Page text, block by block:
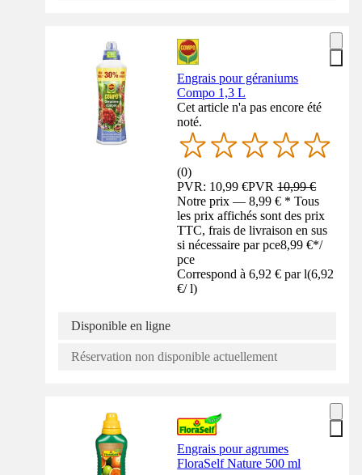
Engrais pour géraniums
Compo 1,3 L
Cet article n'a pas encore été
noté.
(0)
PVR: 10,99 €PVR10,99 €
Notre prix — 8,99 € * Tous
les prix affichés sont des prix
TTC, frais de livraison en sus
si nécessaire par pce8,99 €*/
pce
Correspond à 6,92 € par l(6,92
€/ l)
Disponible en ligne
Réservation non disponible actuellement
Engrais pour agrumes
FloraSelf Nature 500 ml